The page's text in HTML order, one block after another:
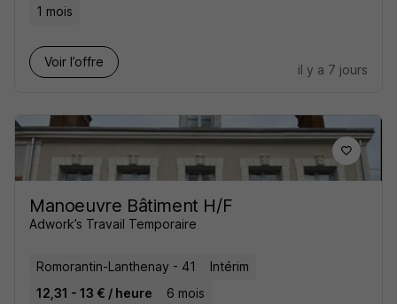
1 mois
Voir l’offre
il y a 7 jours
Manoeuvre Bâtiment H/F
Adwork’s Travail Temporaire
Romorantin-Lanthenay - 41
Intérim
12,31 - 13 € / heure
6 mois